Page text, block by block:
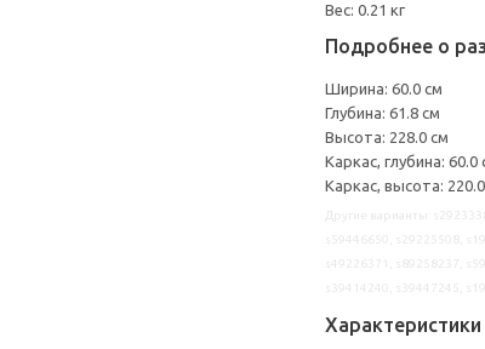
Вес: 0.21 кг
Подробнее о
Ширина: 60.0 см
Глубина: 61.8 см
Высота: 228.0 см
Каркас, глубина: 60.0
Каркас, высота:
Характеристики